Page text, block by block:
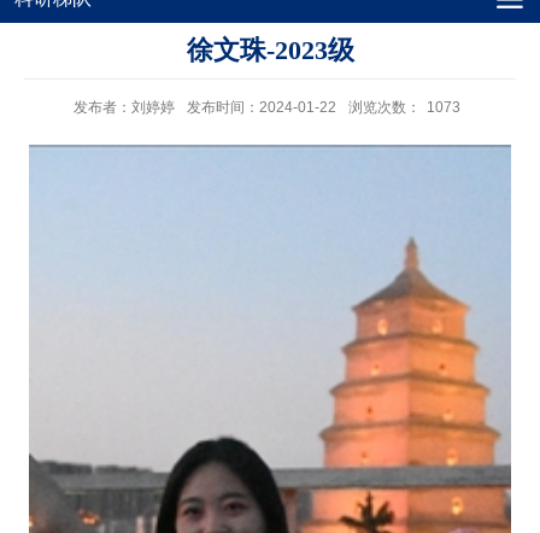
徐文珠-2023级
发布者：刘婷婷 发布时间：2024-01-22 浏览次数： 1073